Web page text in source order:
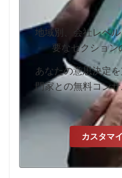
地域別、会社レベ
要なセクション
あなたの意思決定
門家との無料コン
カスタマ